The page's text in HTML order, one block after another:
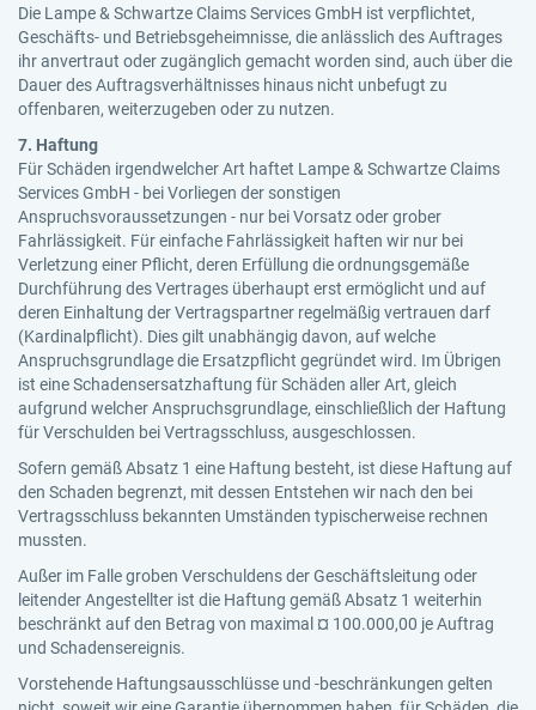
Die Lampe & Schwartze Claims Services GmbH ist verpflichtet,
Geschäfts- und Betriebsgeheimnisse, die anlässlich des Auftrages
ihr anvertraut oder zugänglich gemacht worden sind, auch über die
Dauer des Auftragsverhältnisses hinaus nicht unbefugt zu
offenbaren, weiterzugeben oder zu nutzen.
7. Haftung
Für Schäden irgendwelcher Art haftet Lampe & Schwartze Claims
Services GmbH - bei Vorliegen der sonstigen
Anspruchsvoraussetzungen - nur bei Vorsatz oder grober
Fahrlässigkeit. Für einfache Fahrlässigkeit haften wir nur bei
Verletzung einer Pflicht, deren Erfüllung die ordnungsgemäße
Durchführung des Vertrages überhaupt erst ermöglicht und auf
deren Einhaltung der Vertragspartner regelmäßig vertrauen darf
(Kardinalpflicht). Dies gilt unabhängig davon, auf welche
Anspruchsgrundlage die Ersatzpflicht gegründet wird. Im Übrigen
ist eine Schadensersatzhaftung für Schäden aller Art, gleich
aufgrund welcher Anspruchsgrundlage, einschließlich der Haftung
für Verschulden bei Vertragsschluss, ausgeschlossen.
Sofern gemäß Absatz 1 eine Haftung besteht, ist diese Haftung auf
den Schaden begrenzt, mit dessen Entstehen wir nach den bei
Vertragsschluss bekannten Umständen typischerweise rechnen
mussten.
Außer im Falle groben Verschuldens der Geschäftsleitung oder
leitender Angestellter ist die Haftung gemäß Absatz 1 weiterhin
beschränkt auf den Betrag von maximal ¤ 100.000,00 je Auftrag
und Schadensereignis.
Vorstehende Haftungsausschlüsse und -beschränkungen gelten